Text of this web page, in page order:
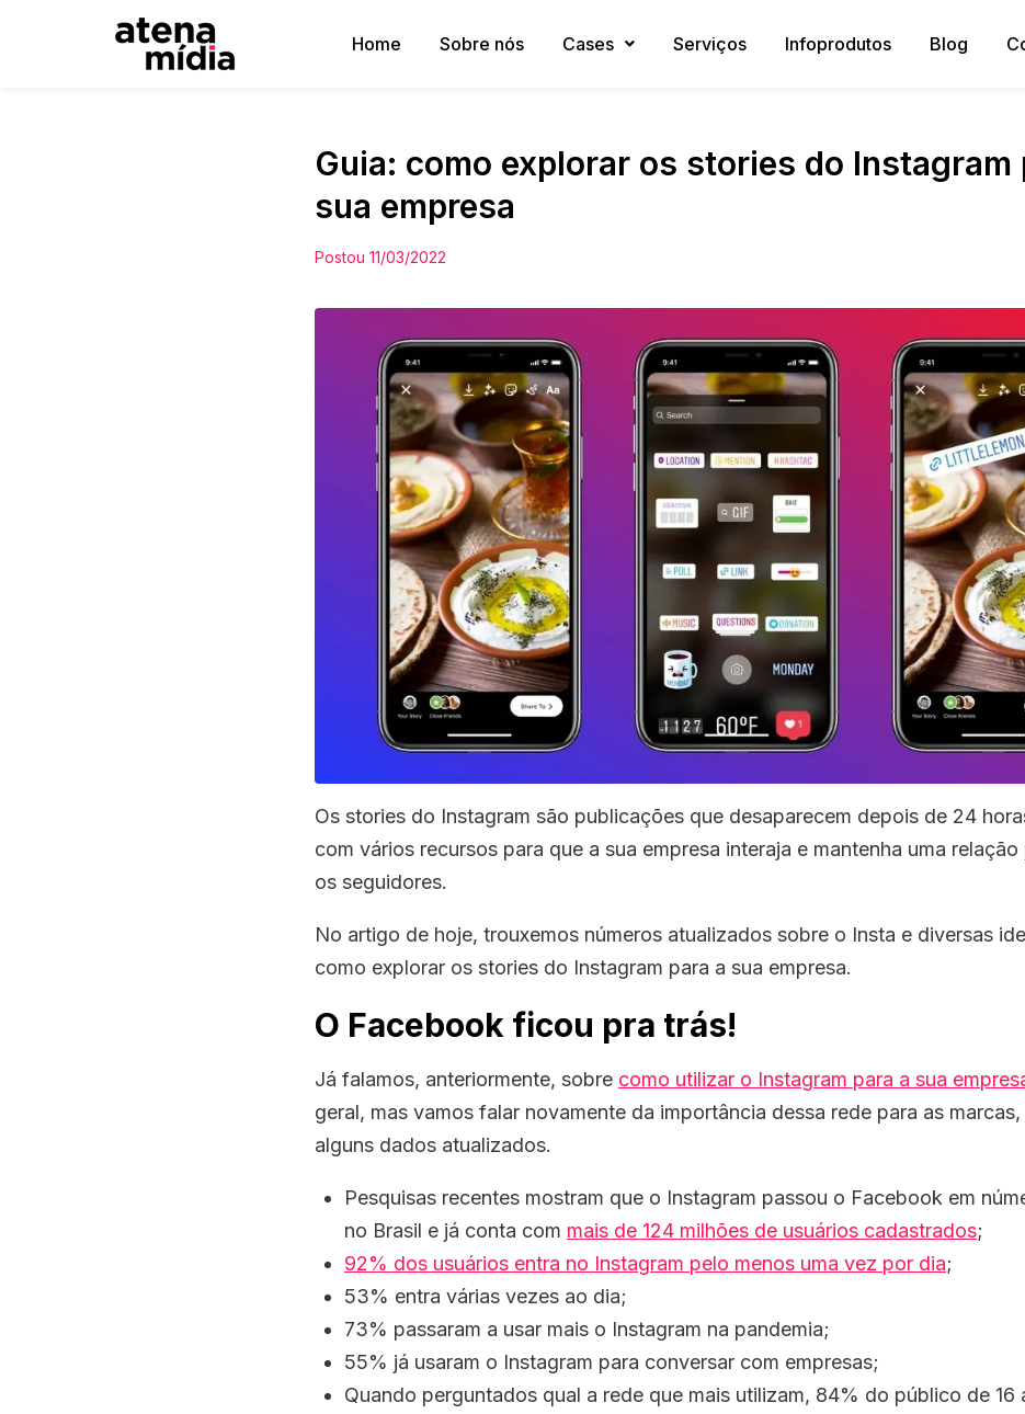
Home Sobre nós Cases Serviços Infoprodutos Blog
Guia: como explorar os stories do Instagram
sua empresa
Postou 11/03/2022
Os stories do Instagram são publicações que desaparecem depois de 24
com vários recursos para que a sua empresa interaja e mantenha uma
os seguidores.
No artigo de hoje, trouxemos números atualizados sobre o Insta e diversas
como explorar os stories do Instagram para a sua empresa.
O Facebook ficou pra trás!
Já falamos, anteriormente, sobre como utilizar o Instagram para a sua
geral, mas vamos falar novamente da importância dessa rede para as
alguns dados atualizados.
Pesquisas recentes mostram que o Instagram passou o Facebook em
no Brasil e já conta com mais de 124 milhões de usuários cadastrados;
92% dos usuários entra no Instagram pelo menos uma vez por dia;
53% entra várias vezes ao dia;
73% passaram a usar mais o Instagram na pandemia;
55% já usaram o Instagram para conversar com empresas;
Quando perguntados qual a rede que mais utilizam, 84% do público de 16